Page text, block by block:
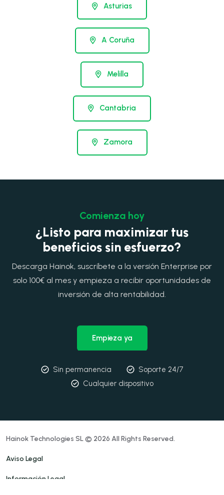
Asturias
A Coruña
Melilla
Cantabria
Zamora
Comienza hoy
¿Listo para maximizar tus
beneficios sin esfuerzo?
Descarga Hainok, suscríbete a la versión Enterprise por
solo 100€ al mes y empieza a recibir oportunidades de
inversión de alta rentabilidad.
Empieza ya
Sin permanencia
Soporte 24/7
Cualquier dispositivo
Hainok Technologies SL © 2026 All Rights Reserved.
Aviso Legal
Información Legal